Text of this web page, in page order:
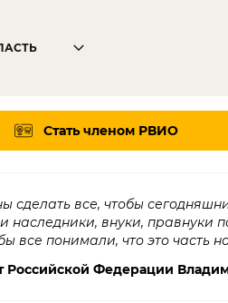
Стать членом РВИО
сделать все, чтобы
наследники, внуки, правнуки
все понимали, что это часть
Российской Федерации